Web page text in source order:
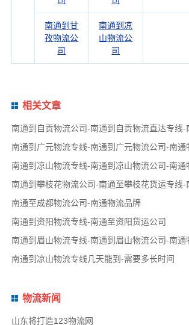
南通到甘
孜物流公
司
南通到凉
山物流公
司
相关文章
南通到自贡物流公司-南通到自贡物流直达专线-
南通到广元物流专线-南通到广元物流公司-南通
南通到凉山物流专线-南通到凉山物流公司-南通
南通至成都物流公司-南通物流品牌
南通到资阳物流专线-南通至资阳货运公司
南通到眉山物流专线-南通到眉山物流公司-南通
南通到凉山物流专线几天能到-需要多长时间
物流新闻
山东将打造123物流网